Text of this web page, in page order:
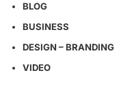
BLOG
BUSINESS
DESIGN – BRANDING
VIDEO